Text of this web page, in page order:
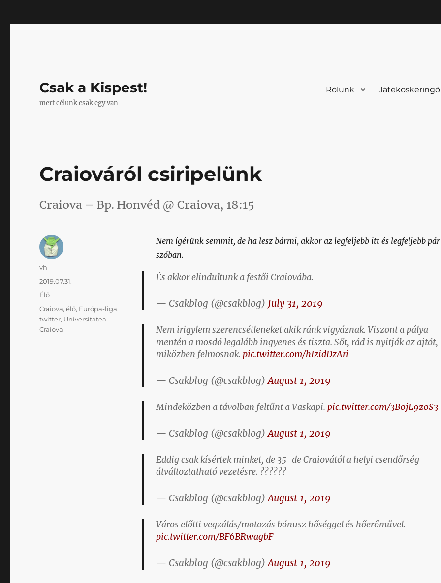
Csak a Kispest!
mert célunk csak egy van
Rólunk Játékoskeringő
Craiováról csiripelünk
Craiova – Bp. Honvéd @ Craiova, 18:15
Nem ígérünk semmit, de ha lesz bármi, akkor az legfeljebb itt és legfeljebb pár
szóban.
És akkor elindultunk a festői Craiovába.
— Csakblog (@csakblog) July 31, 2019
Nem irigylem szerencsétleneket akik ránk vigyáznak. Viszont a pálya
mentén a mosdó legalább ingyenes és tiszta. Sőt, rád is nyitják az ajtót,
miközben felmosnak. pic.twitter.com/hIzidDzAri
— Csakblog (@csakblog)August 1, 2019
Mindeközben a távolban feltűnt a Vaskapi. pic.twitter.com/3B0jL9z0S3
— Csakblog (@csakblog) August 1, 2019
Eddig csak kísértek minket, de 35-de Craiovától a helyi csendőrség
átváltoztatható vezetésre. ??????
— Csakblog (@csakblog) August 1, 2019
Város előtti vegzálás/motozás bónusz hőséggel és hőerőművel.
pic.twitter.com/BF6BRwagbF
— Csakblog (@csakblog) August 1, 2019
Szerző
vh
Közzétéve
2019.07.31.
Kategória
Élő
Címke
Craiova,élő, Európa-liga,
twitter, Universitatea
Craiova